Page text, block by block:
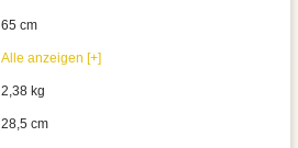
65 cm
Alle anzeigen [+]
2,38 kg
28,5 cm